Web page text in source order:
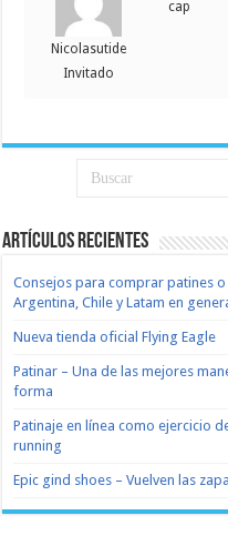
Nicolasutide
Invitado
cap
Artículos recientes
Consejos para comprar patines
Argentina, Chile y Latam en
Nueva tienda oficial Flying Eagle
Patinar – Una de las mejores
forma
Patinaje en línea como ejercicio
running
Epic gind shoes – Vuelven las